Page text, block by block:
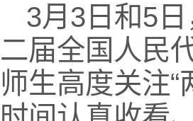
3月3日和5
二届全国人民
师生高度关注